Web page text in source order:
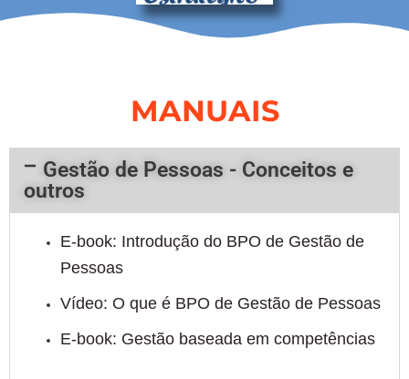
MANUAIS
Gestão de Pessoas - Conceitos e
outros
E-book: Introdução do BPO de Gestão de
Pessoas
Vídeo: O que é BPO de Gestão de Pessoas
E-book: Gestão baseada em competências